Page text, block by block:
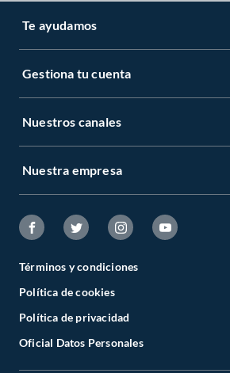
Te ayudamos
Gestiona tu cuenta
Nuestros canales
Nuestra empresa
Términos y condiciones
Política de cookies
Política de privacidad
Oficial Datos Personales